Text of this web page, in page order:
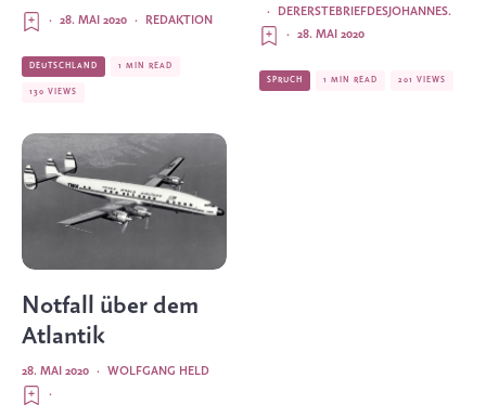
REDAKTION
·
28. MAI 2020
·
DEUTSCHLAND 1 MIN READ
130 VIEWS
Notfall über dem
Atlantik
WOLFGANG HELD
·
28. MAI 2020
·
DERERSTEBRIEFDESJOHANNES.
·
28. MAI 2020
·
SPRUCH 1 MIN READ 201 VIEWS